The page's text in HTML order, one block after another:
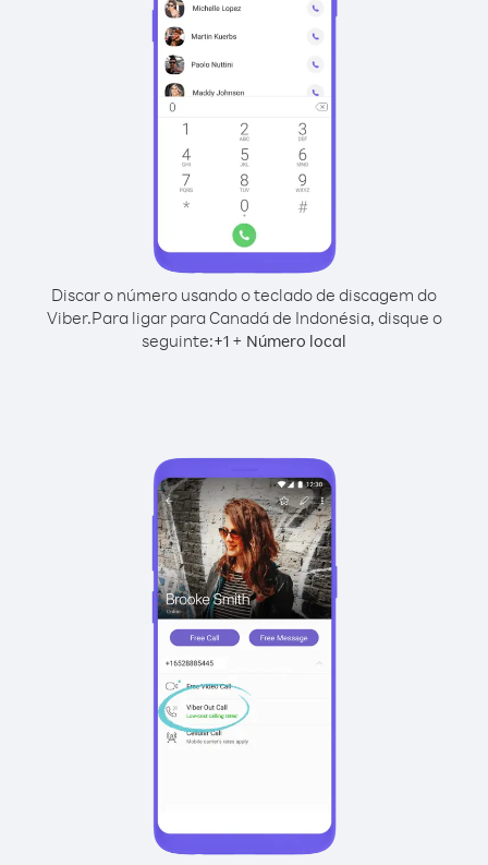
Discar o número usando o teclado de discagem do
Viber.Para ligar para Canadá de Indonésia, disque o
seguinte:+1 + Número local